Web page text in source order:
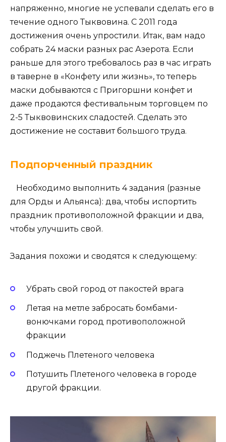
напряженно, многие не успевали сделать его в
течение одного Тыквовина. С 2011 года
достижения очень упростили. Итак, вам надо
собрать 24 маски разных рас Азерота. Если
раньше для этого требовалось раз в час играть
в таверне в «Конфету или жизнь», то теперь
маски добываются с Пригоршни конфет и
даже продаются фестивальным торговцем по
2-5 Тыквовинских сладостей. Сделать это
достижение не составит большого труда.
Подпорченный праздник
Необходимо выполнить 4 задания (разные
для Орды и Альянса): два, чтобы испортить
праздник противоположной фракции и два,
чтобы улучшить свой.
Задания похожи и сводятся к следующему:
Убрать свой город от пакостей врага
Летая на метле забросать бомбами-
вонючками город противоположной
фракции
Поджечь Плетеного человека
Потушить Плетеного человека в городе
другой фракции.